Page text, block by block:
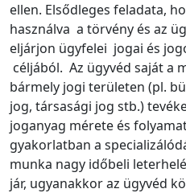
ellen. Elsődleges feladata,
használva a törvény és az
eljárjon ügyfelei jogai és
céljából. Az ügyvéd saját a
bármely jogi területen (pl.
jog, társasági jog stb.)
joganyag mérete és
gyakorlatban a
munka nagy időbeli
jár, ugyanakkor az ügyvéd